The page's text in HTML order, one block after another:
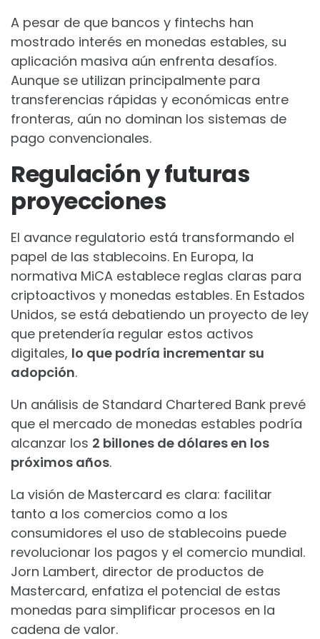
A pesar de que bancos y fintechs han
mostrado interés en monedas estables, su
aplicación masiva aún enfrenta desafíos.
Aunque se utilizan principalmente para
transferencias rápidas y económicas entre
fronteras, aún no dominan los sistemas de
pago convencionales.
Regulación y futuras
proyecciones
El avance regulatorio está transformando el
papel de las stablecoins. En Europa, la
normativa MiCA establece reglas claras para
criptoactivos y monedas estables. En Estados
Unidos, se está debatiendo un proyecto de ley
que pretendería regular estos activos
digitales, lo que podría incrementar su
adopción.
Un análisis de Standard Chartered Bank prevé
que el mercado de monedas estables podría
alcanzar los 2 billones de dólares en los
próximos años.
La visión de Mastercard es clara: facilitar
tanto a los comercios como a los
consumidores el uso de stablecoins puede
revolucionar los pagos y el comercio mundial.
Jorn Lambert, director de productos de
Mastercard, enfatiza el potencial de estas
monedas para simplificar procesos en la
cadena de valor.